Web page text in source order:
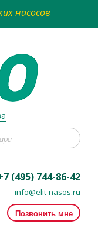
насосов
(495) 744-86-42
info@elit-nasos.ru
Позвонить мне